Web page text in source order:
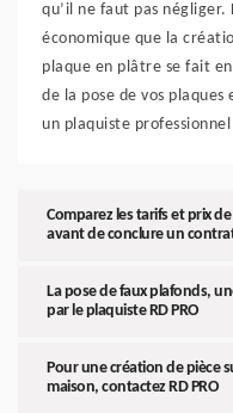
qu’il ne faut pas négliger.
économique que la
plaque en plâtre se fait
de la pose de vos
un plaquiste professionnel
Comparez les tarifs et prix
avant de conclure un
La pose de faux plafonds,
par le plaquiste RD PRO
Pour une création de pièce
maison, contactez RD PRO